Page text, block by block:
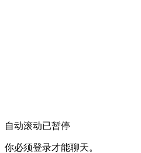
自动滚动已暂停
你必须登录才能聊天。